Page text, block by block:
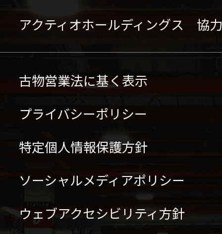
アクティオホールディングス 協
古物営業法に基く表示
プライバシーポリシー
特定個人情報保護方針
ソーシャルメディアポリシー
ウェブアクセシビリティ方針